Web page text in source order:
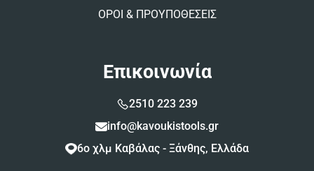
ΟΡΟΙ & ΠΡΟΥΠΟΘΕΣΕΙΣ
Επικοινωνία
2510 223 239
info@kavoukistools.gr
6ο χλμ Καβάλας - Ξάνθης, Ελλάδα